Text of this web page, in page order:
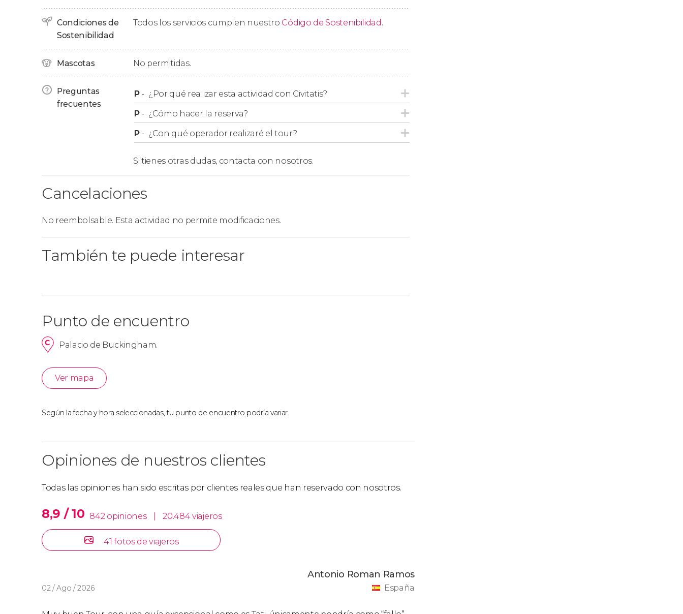
Estas estancias constituyen una verdadera pinacoteca en la que contemplaréis obras de
artistas de la talla de
Condiciones de
Sostenibilidad
Todos los servicios cumplen nuestro Código de Sostenibilidad .
Mascotas No permitidas.
Preguntas
frecuentes
P- ¿Por qué realizar esta actividad con Civitatis?
P- ¿Cómo hacer la reserva?
P- ¿Con qué operador realizaré el tour?
Si tienes otras dudas, contacta con nosotros.
Cancelaciones
No reembolsable. Esta actividad no permite modificaciones.
También te puede interesar
Punto de encuentro
Palacio de Buckingham.
Ver mapa
Según la fecha y hora seleccionadas, tu punto de encuentro podría variar.
Opiniones de nuestros clientes
Todas las opiniones han sido escritas por clientes reales que han reservado con nosotros.
8,9 / 10 842 opiniones 20.484 viajeros
41 fotos de viajeros
02 / Ago / 2026
Antonio Roman Ramos
España